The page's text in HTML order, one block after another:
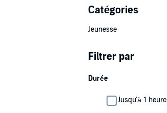
Catégories
Jeunesse
Filtrer par
Durée
Jusqu'à 1 heure